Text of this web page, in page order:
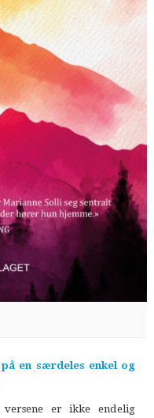
en særdeles enkel og
versene er ikke endelig